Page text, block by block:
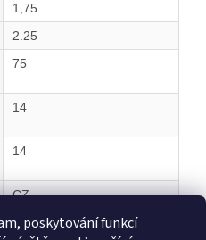
poskytování funkcí
1,75
2.25
75
14
14
CZ